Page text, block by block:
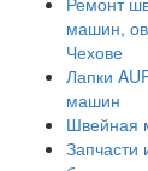
машин,
Чехове
Лапки
машин
Швейная
Запчасти